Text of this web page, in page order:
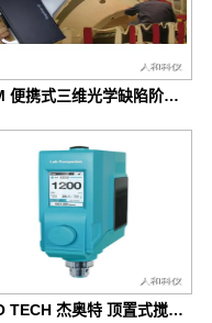
GFM 便携式三维光学缺陷阶差测量仪
JEIO TECH 杰奥特 顶置式搅拌器 MSH-0512